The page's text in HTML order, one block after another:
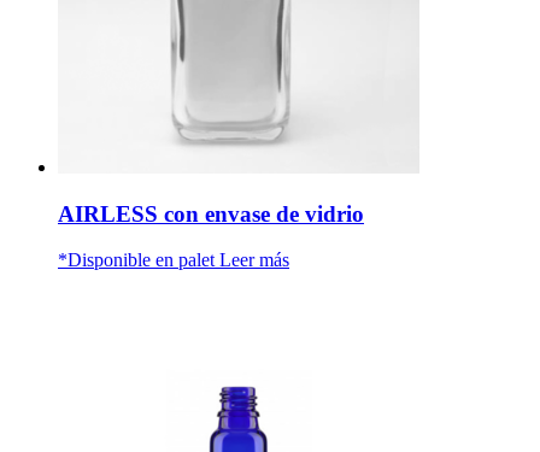
AIRLESS con envase de vidrio
*Disponible en palet Leer más